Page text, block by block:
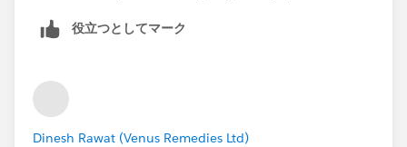
役立つとしてマーク
Dinesh Rawat (Venus Remedies Ltd)